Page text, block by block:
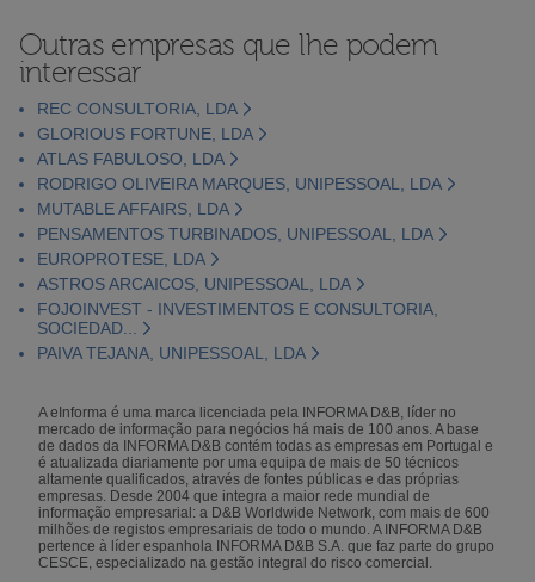
Outras empresas que lhe podem
interessar
REC CONSULTORIA, LDA
GLORIOUS FORTUNE, LDA
ATLAS FABULOSO, LDA
RODRIGO OLIVEIRA MARQUES, UNIPESSOAL, LDA
MUTABLE AFFAIRS, LDA
PENSAMENTOS TURBINADOS, UNIPESSOAL, LDA
EUROPROTESE, LDA
ASTROS ARCAICOS, UNIPESSOAL, LDA
FOJOINVEST - INVESTIMENTOS E CONSULTORIA,
SOCIEDAD...
PAIVA TEJANA, UNIPESSOAL, LDA
A eInforma é uma marca licenciada pela INFORMA D&B, líder no
mercado de informação para negócios há mais de 100 anos. A base
de dados da INFORMA D&B contém todas as empresas em Portugal e
é atualizada diariamente por uma equipa de mais de 50 técnicos
altamente qualificados, através de fontes públicas e das próprias
empresas. Desde 2004 que integra a maior rede mundial de
informação empresarial: a D&B Worldwide Network, com mais de 600
milhões de registos empresariais de todo o mundo. A INFORMA D&B
pertence à líder espanhola INFORMA D&B S.A. que faz parte do grupo
CESCE, especializado na gestão integral do risco comercial.